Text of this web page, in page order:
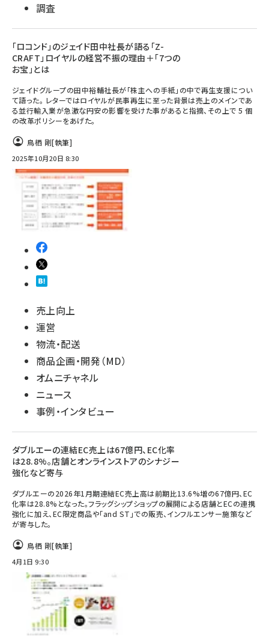
調査
「ロコンド」のジェイド田中社長が語る「Z-
CRAFT」ロイヤルの経営不振の理由＋「7つの
お宝」とは
ジェイドグループの田中裕輔社長が「株主への手紙」の中で再生支援につい
て語った。 レターではロイヤルが民事再生に至った背景は売上のメインであ
る並行輸入業が急激な円安の影響を受けた事があると指摘、その上で 5 個
の改革ポリシーをあげた。
鳥栖 剛[執筆]
2025年10月20日 8:30
売上向上
運営
物流・配送
商品企画・開発（MD）
オムニチャネル
ニュース
事例・インタビュー
ダブルエーの連結EC売上は67億円、EC化率
は28.8%。店舗とオンラインストアのシナジー
強化など寄与
ダブルエーの2026年1月期連結EC売上高は前期比13.6%増の67億円、EC
化率は28.8%となった。フラッグシップショップの展開による店舗とECの連携
強化に加え、EC限定商品や「and ST」での販売、インフルエンサー施策など
が寄与した。
鳥栖 剛[執筆]
4月1日 9:30